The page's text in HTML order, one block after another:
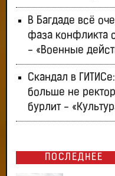
В Багдаде всё
фаза конфликта
- «Военные
Скандал в
больше не
бурлит -
ПОСЛЕДНЕЕ